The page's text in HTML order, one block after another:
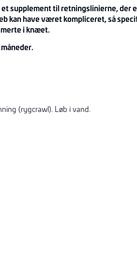
supplement til retningslinierne, der
kan have været kompliceret, så
i knæet.
(rygcrawl). Løb i vand.